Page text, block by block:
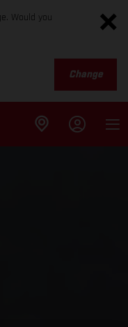
Would you
Change